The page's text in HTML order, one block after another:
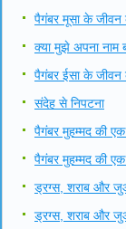
पैगंबर मूसा के जीवन
क्या मुझे अपना नाम
पैगंबर ईसा के जीवन
संदेह से निपटना
पैगंबर मुहम्मद की
पैगंबर मुहम्मद की एक
ड्रग्स, शराब और
ड्रग्स, शराब और